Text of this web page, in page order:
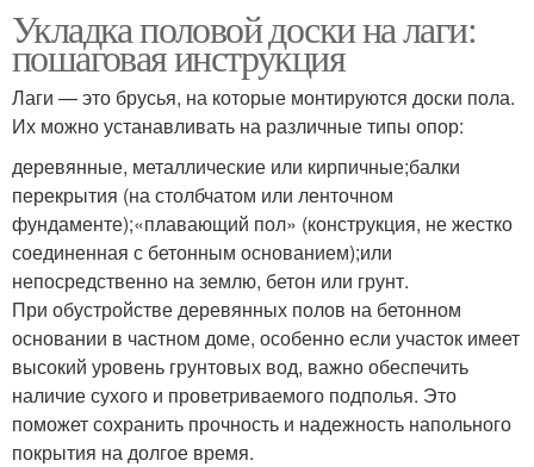
Укладка половой доски на лаги:
пошаговая инструкция
Лаги — это брусья, на которые монтируются доски пола.
Их можно устанавливать на различные типы опор:
деревянные, металлические или кирпичные;балки
перекрытия (на столбчатом или ленточном
фундаменте);«плавающий пол» (конструкция, не жестко
соединенная с бетонным основанием);или
непосредственно на землю, бетон или грунт.
При обустройстве деревянных полов на бетонном
основании в частном доме, особенно если участок имеет
высокий уровень грунтовых вод, важно обеспечить
наличие сухого и проветриваемого подполья. Это
поможет сохранить прочность и надежность напольного
покрытия на долгое время.